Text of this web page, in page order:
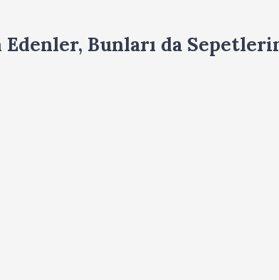
Bunları da